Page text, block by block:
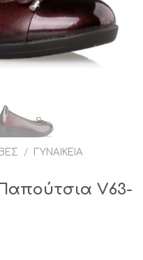
/
ΓΥΝΑΙΚΕΊΑ
V63-